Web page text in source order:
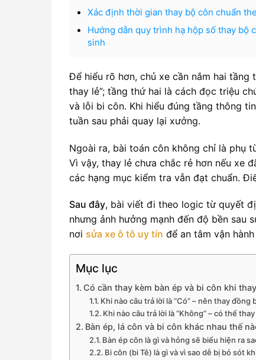
Xác định thời gian thay bộ côn chuẩn
Hướng dẫn quy trình hạ hộp số thay bộ
sinh
Để hiểu rõ hơn, chủ xe cần nắm hai
thay lẻ”; tầng thứ hai là cách đọc triệu
và lỗi bi côn. Khi hiểu đúng tầng thông
tuần sau phải quay lại xưởng.
Ngoài ra, bài toán côn không chỉ là phụ
Vì vậy, thay lẻ chưa chắc rẻ hơn nếu xe
các hạng mục kiểm tra vẫn đạt chuẩn.
Sau đây, bài viết đi theo logic từ quyết
nhưng ảnh hưởng mạnh đến độ bền sau
nơi sửa xe ô tô uy tín để an tâm vận
Mục lục
Có cần thay kèm bàn ép và bi côn khi
Khi nào câu trả lời là “Có” – nên thay đồng
Khi nào câu trả lời là “Không” – có thể thay
Bàn ép, lá côn và bi côn khác nhau thế
Bàn ép côn là gì và hỏng sẽ biểu hiện ra
Bi côn (bi Tê) là gì và vì sao dễ bị bỏ sót